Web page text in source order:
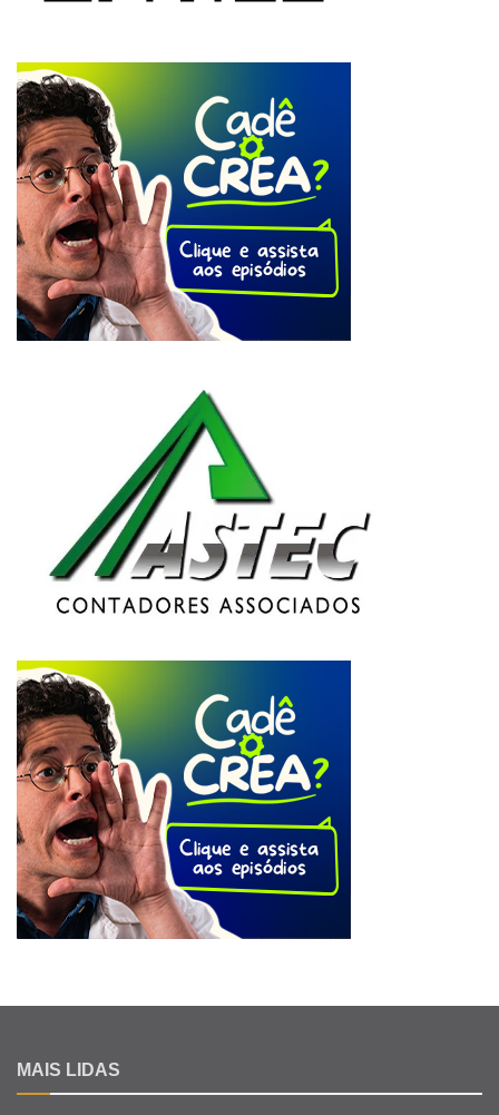
MAIS LIDAS